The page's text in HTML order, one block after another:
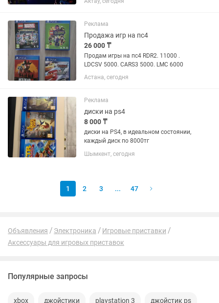
аккаунт. Если аккаунта нет – помогу
запросу. Работают на PS4 и...
Реклама
Продажа игр на пс4
26 000 ₸
Продам игры на пс4 RDR2. 11000 .
LDCSV 5000. CARS3 5000. LMC 6000
Астана, сегодня
Реклама
диски на ps4
8 000 ₸
диски на PS4, в идеальном состоянии,
каждый диск по 8000тг
Шымкент, сегодня
1 2 3 ... 47
Объявления Электроника
Игровые приставки
Аксессуары для игровых приставок
Популярные запросы
xbox джойстики playstation 3 джойстик ps